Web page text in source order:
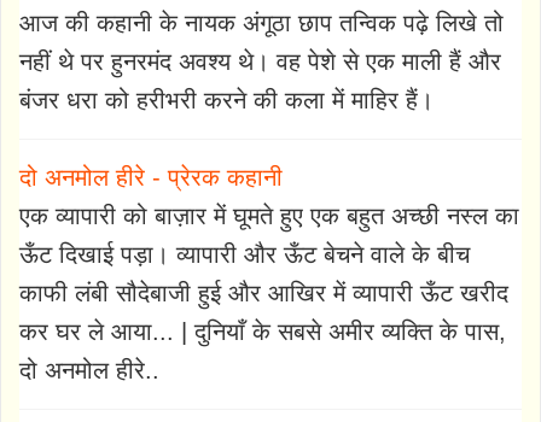
आज की कहानी के नायक अंगूठा छाप तन्विक पढ़े लिखे तो
नहीं थे पर हुनरमंद अवश्य थे। वह पेशे से एक माली हैं और
बंजर धरा को हरीभरी करने की कला में माहिर हैं।
दो अनमोल हीरे - प्रेरक कहानी
एक व्यापारी को बाज़ार में घूमते हुए एक बहुत अच्छी नस्ल का
ऊँट दिखाई पड़ा। व्यापारी और ऊँट बेचने वाले के बीच
काफी लंबी सौदेबाजी हुई और आखिर में व्यापारी ऊँट खरीद
कर घर ले आया... | दुनियाँ के सबसे अमीर व्यक्ति के पास,
दो अनमोल हीरे..